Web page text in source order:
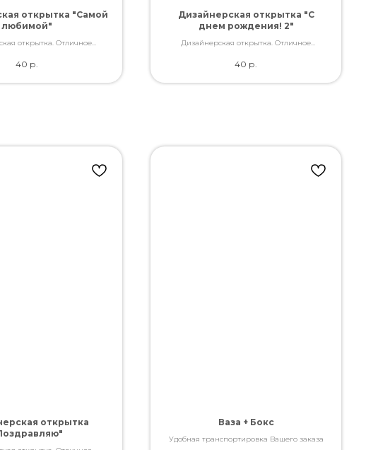
открытка "Самой
любимой"
открытка. Отличное
хотели сказать.
40 р.
Дизайнерская открытка "С
днем рождения! 2"
Дизайнерская открытка. Отличное
Вы так хотели сказать.
40 р.
открытка
Ваза + Бокс
Удобная транспортировка Вашего заказа